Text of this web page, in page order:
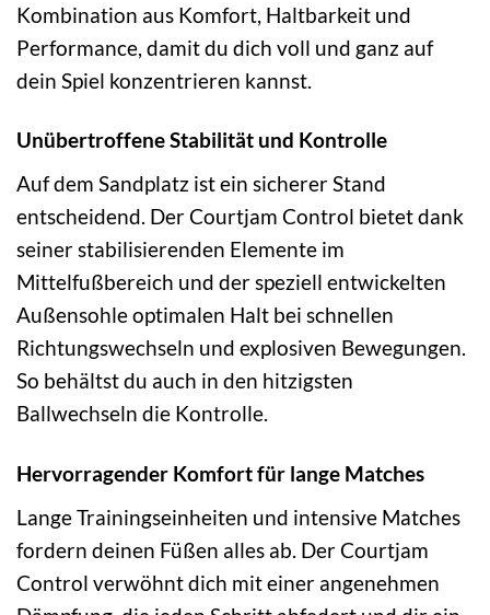
Kombination aus Komfort, Haltbarkeit und
Performance, damit du dich voll und ganz auf
dein Spiel konzentrieren kannst.
Unübertroffene Stabilität und Kontrolle
Auf dem Sandplatz ist ein sicherer Stand
entscheidend. Der Courtjam Control bietet dank
seiner stabilisierenden Elemente im
Mittelfußbereich und der speziell entwickelten
Außensohle optimalen Halt bei schnellen
Richtungswechseln und explosiven Bewegungen.
So behältst du auch in den hitzigsten
Ballwechseln die Kontrolle.
Hervorragender Komfort für lange Matches
Lange Trainingseinheiten und intensive Matches
fordern deinen Füßen alles ab. Der Courtjam
Control verwöhnt dich mit einer angenehmen